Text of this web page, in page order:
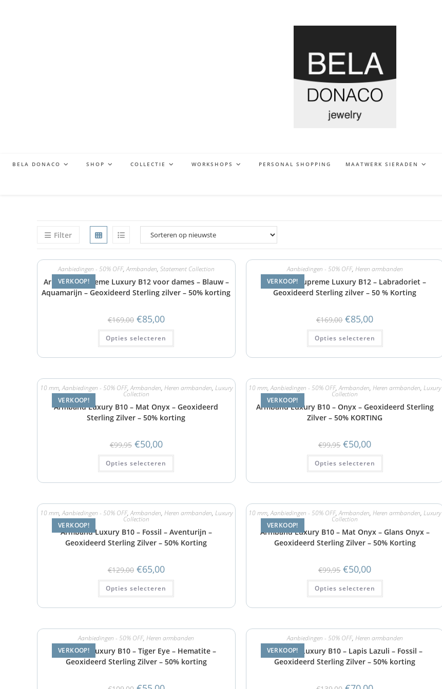
BELA DONACO SHOP COLLECTIE WORKSHOPS PERSONAL SHOPPING MAATWERK SIERADEN
Filter
VERKOOP!
Aanbiedingen - 50% OFF,Armbanden, Statement Collection
Armband Supreme Luxury B12 voor dames – Blauw –
Aquamarijn – Geoxideerd Sterling zilver – 50% korting
€169,00 €85,00
Opties selecteren
VERKOOP!
Aanbiedingen - 50% OFF, Heren armbanden
Armband Supreme Luxury B12 – Labradoriet –
Geoxideerd Sterling zilver – 50 % Korting
€169,00 €85,00
Opties selecteren
VERKOOP!
10 mm,Aanbiedingen - 50% OFF,Armbanden, Heren armbanden, Luxury
Collection
Armband Luxury B10 – Mat Onyx – Geoxideerd
Sterling Zilver – 50% korting
€99,95 €50,00
Opties selecteren
VERKOOP!
10 mm,Aanbiedingen - 50% OFF,Armbanden,Heren armbanden,Luxury
Collection
Armband Luxury B10 – Onyx – Geoxideerd Sterling
Zilver – 50% KORTING
€99,95 €50,00
Opties selecteren
VERKOOP!
10 mm,Aanbiedingen - 50% OFF,Armbanden, Heren armbanden, Luxury
Collection
Armband Luxury B10 – Fossil – Aventurijn –
Geoxideerd Sterling Zilver – 50% Korting
€129,00 €65,00
Opties selecteren
VERKOOP!
10 mm,Aanbiedingen - 50% OFF,Armbanden,Heren armbanden,Luxury
Collection
Armband Luxury B10 – Mat Onyx – Glans Onyx –
Geoxideerd Sterling Zilver – 50% Korting
€99,95 €50,00
Opties selecteren
VERKOOP!
Aanbiedingen - 50% OFF,Heren armbanden
Armband Luxury B10 – Tiger Eye – Hematite –
Geoxideerd Sterling Zilver – 50% korting
VERKOOP!
Aanbiedingen - 50% OFF, Heren armbanden
Armband Luxury B10 – Lapis Lazuli – Fossil –
Geoxideerd Sterling Zilver – 50% korting